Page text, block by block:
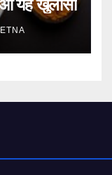
यह खुलासा